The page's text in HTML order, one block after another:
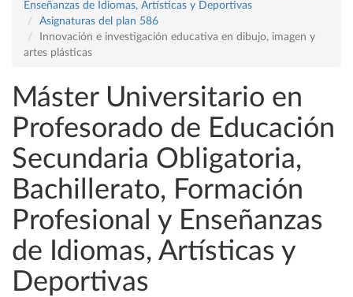
Enseñanzas de Idiomas, Artísticas y Deportivas
Asignaturas del plan 586
Innovación e investigación educativa en dibujo, imagen y
artes plásticas
Máster Universitario en
Profesorado de Educación
Secundaria Obligatoria,
Bachillerato, Formación
Profesional y Enseñanzas
de Idiomas, Artísticas y
Deportivas